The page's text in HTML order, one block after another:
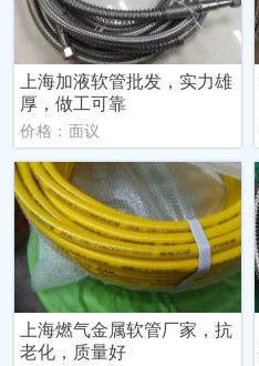
上海加液软管批发，实力雄
厚，做工可靠
价格：面议
上海燃气金属软管厂家，抗
老化，质量好